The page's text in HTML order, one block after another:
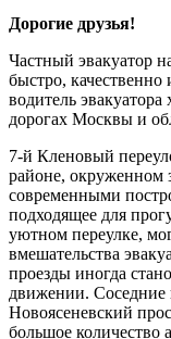
Дорогие друзья!
Частный эвакуатор
быстро, качественно
водитель
дорогах Москвы и
7-й Кленовый
районе, окруженном
современными
подходящее для
уютном переулке,
вмешательства
проезды иногда
движении. Соседние
Новоясеневский
большое количество